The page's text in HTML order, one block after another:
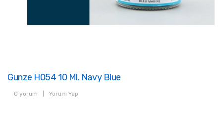
Gunze H054 10 Ml. Navy Blue
0 yorum Yorum Yap